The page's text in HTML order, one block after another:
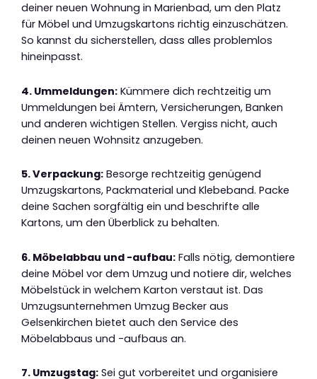
deiner neuen Wohnung in Marienbad, um den Platz
für Möbel und Umzugskartons richtig einzuschätzen.
So kannst du sicherstellen, dass alles problemlos
hineinpasst.
4. Ummeldungen: Kümmere dich rechtzeitig um
Ummeldungen bei Ämtern, Versicherungen, Banken
und anderen wichtigen Stellen. Vergiss nicht, auch
deinen neuen Wohnsitz anzugeben.
5. Verpackung: Besorge rechtzeitig genügend
Umzugskartons, Packmaterial und Klebeband. Packe
deine Sachen sorgfältig ein und beschrifte alle
Kartons, um den Überblick zu behalten.
6. Möbelabbau und -aufbau: Falls nötig, demontiere
deine Möbel vor dem Umzug und notiere dir, welches
Möbelstück in welchem Karton verstaut ist. Das
Umzugsunternehmen Umzug Becker aus
Gelsenkirchen bietet auch den Service des
Möbelabbaus und -aufbaus an.
7. Umzugstag: Sei gut vorbereitet und organisiere